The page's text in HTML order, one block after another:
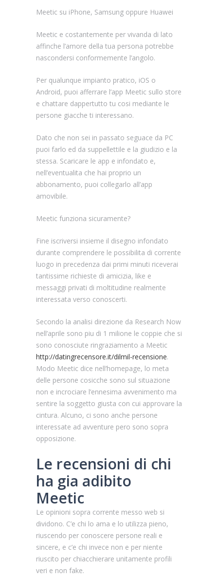
Meetic su iPhone, Samsung oppure Huawei
Meetic e costantemente per vivanda di lato
affinche l’amore della tua persona potrebbe
nascondersi conformemente l’angolo.
Per qualunque impianto pratico, iOS o
Android, puoi afferrare l’app Meetic sullo store
e chattare dappertutto tu cosi mediante le
persone giacche ti interessano.
Dato che non sei in passato seguace da PC
puoi farlo ed da suppellettile e la giudizio e la
stessa. Scaricare le app e infondato e,
nell’eventualita che hai proprio un
abbonamento, puoi collegarlo all’app
amovibile.
Meetic funziona sicuramente?
Fine iscriversi insieme il disegno infondato
durante comprendere le possibilita di corrente
luogo in precedenza dai primi minuti riceverai
tantissime richieste di amicizia, like e
messaggi privati di moltitudine realmente
interessata verso conoscerti.
Secondo la analisi direzione da Research Now
nell’aprile sono piu di 1 milione le coppie che si
sono conosciute ringraziamento a Meetic
http://datingrecensore.it/dilmil-recensione.
Modo Meetic dice nell’homepage, lo meta
delle persone cosicche sono sul situazione
non e incrociare l’ennesima avvenimento ma
sentire la soggetto giusta con cui approvare la
cintura. Alcuno, ci sono anche persone
interessate ad avventure pero sono sopra
opposizione.
Le recensioni di chi
ha gia adibito
Meetic
Le opinioni sopra corrente messo web si
dividono. C’e chi lo ama e lo utilizza pieno,
riuscendo per conoscere persone reali e
sincere, e c’e chi invece non e per niente
riuscito per chiacchierare unitamente profili
veri e non fake.